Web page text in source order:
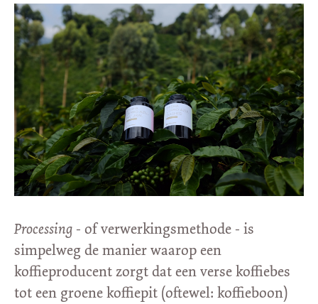
Processing - of verwerkingsmethode - is
simpelweg de manier waarop een
koffieproducent zorgt dat een verse koffiebes
tot een groene koffiepit (oftewel: koffieboon)